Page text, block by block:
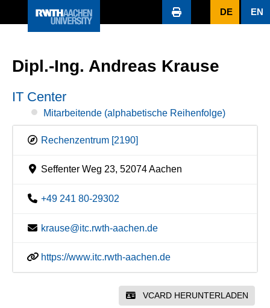
DE EN
Dipl.-Ing. Andreas Krause
IT Center
Mitarbeitende (alphabetische Reihenfolge)
Rechenzentrum [2190]
Seffenter Weg 23, 52074 Aachen
+49 241 80-29302
krause@itc.rwth-aachen.de
https://www.itc.rwth-aachen.de
VCARD HERUNTERLADEN